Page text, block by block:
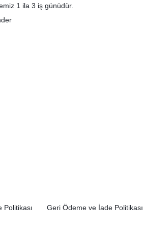
1 ila 3 iş günüdür.
Geri Ödeme ve İade Politikası